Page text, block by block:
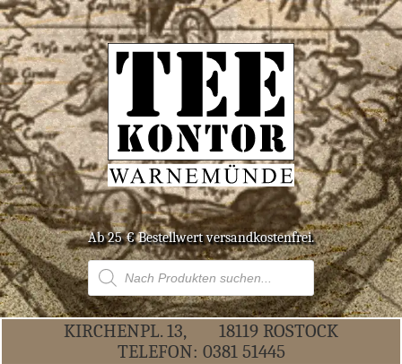
Ab 25 € Bestell­wert versandkostenfrei.
Products
search
KIR­CHEN­PL. 13,
18119 ROS­TOCK
TELE­FON: 0381 51445